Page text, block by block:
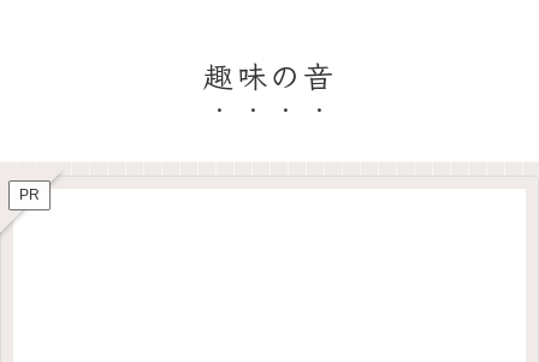
趣味の音
PR